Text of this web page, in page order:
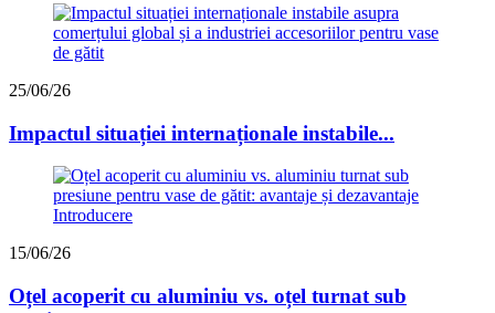
25/06/26
Impactul situației internaționale instabile...
15/06/26
Oțel acoperit cu aluminiu vs. oțel turnat sub